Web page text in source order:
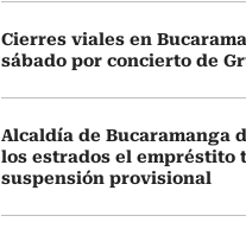
Cierres viales en
sábado por concierto de
Alcaldía de Bucaramanga
los estrados el empréstito
suspensión provisional